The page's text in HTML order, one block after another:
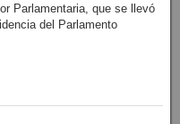
Parlamentaria, que se llevó
del Parlamento